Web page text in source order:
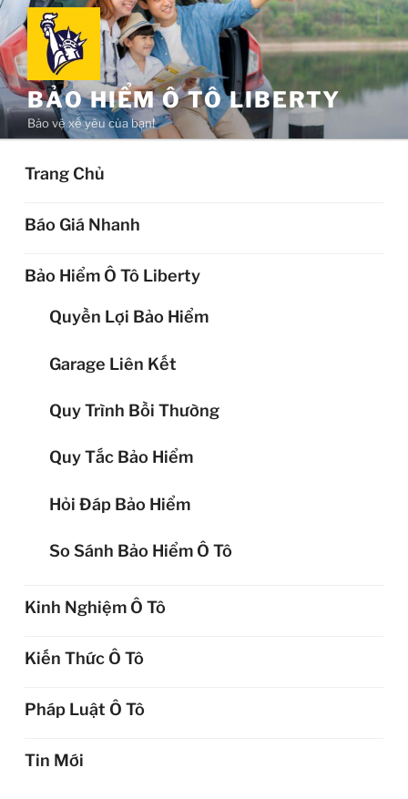
Chuyển
đến
phần
nội
dungBẢO HIỂM Ô TÔ LIBERTY
Bảo vệ xế yêu của bạn!
Trang Chủ
Báo Giá Nhanh
Bảo Hiểm Ô Tô Liberty
Quyền Lợi Bảo Hiểm
Garage Liên Kết
Quy Trình Bồi Thường
Quy Tắc Bảo Hiểm
Hỏi Đáp Bảo Hiểm
So Sánh Bảo Hiểm Ô Tô
Kinh Nghiệm Ô Tô
Kiến Thức Ô Tô
Pháp Luật Ô Tô
Tin Mới